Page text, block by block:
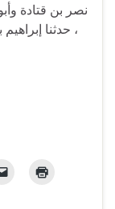
نصر بن قتادة
، حدثنا